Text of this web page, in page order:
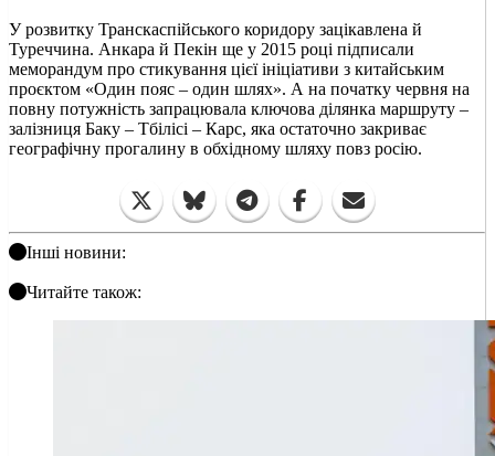
У розвитку Транскаспійського коридору зацікавлена й
Туреччина. Анкара й Пекін ще у 2015 році підписали
меморандум про стикування цієї ініціативи з китайським
проєктом «Один пояс – один шлях». А на початку червня на
повну потужність запрацювала ключова ділянка маршруту –
залізниця Баку – Тбілісі – Карс, яка остаточно закриває
географічну прогалину в обхідному шляху повз росію.
Інші новини:
Читайте також: